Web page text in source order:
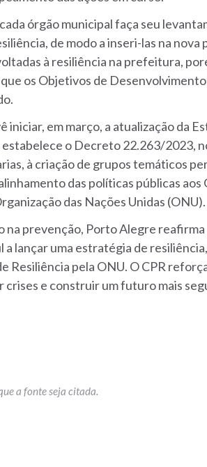
órgão municipal faça seu
de modo a inseri-las na nova
à resiliência na prefeitura,
os Objetivos de
iniciar, em março, a atualização da
o Decreto 22.263/2023,
à criação de grupos temáticos
das políticas públicas aos
das Nações Unidas (ONU).
prevenção, Porto Alegre
lançar uma estratégia de
Resiliência pela ONU. O CPR
e construir um futuro mais